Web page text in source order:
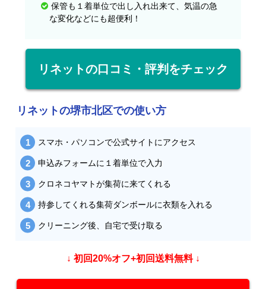
保管も１着単位で出し入れ出来て、気温の急
な変化などにも超便利！
リネットの口コミ・評判をチェック
リネットの堺市北区での使い方
スマホ・パソコンで公式サイトにアクセス
申込みフォームに１着単位で入力
クロネコヤマトが集荷に来てくれる
持参してくれる集荷ダンボールに衣類を入れる
クリーニング後、自宅で受け取る
↓ 初回20%オフ+初回送料無料 ↓